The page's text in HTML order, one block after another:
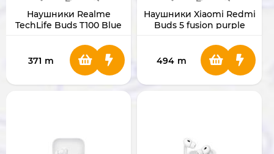
Наушники Realme
TechLife Buds T100 Blue
371 m
Наушники Xiaomi Redmi
Buds 5 fusion purple
494 m